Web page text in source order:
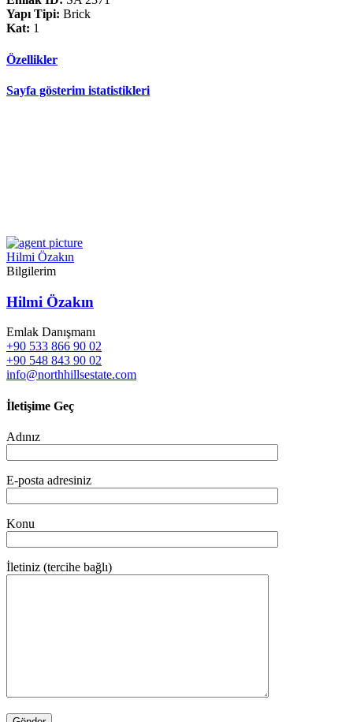
Yapı Tipi: Brick
Kat: 1
Özellikler
Sayfa gösterim istatistikleri
Hilmi Özakın
Bilgilerim
Hilmi Özakın
Emlak Danışmanı
+90 533 866 90 02
+90 548 843 90 02
info@northhillsestate.com
İletişime Geç
Adınız
E-posta adresiniz
Konu
İletiniz (tercihe bağlı)